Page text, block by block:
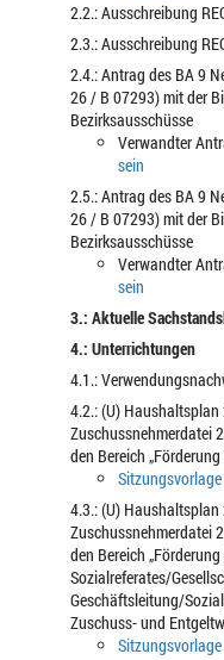
2.2.: Ausschreibung
2.3.: Ausschreibung
2.4.: Antrag des BA 9
26 / B 07293) mit der
Bezirksausschüsse
Verwandter
sein
2.5.: Antrag des BA 9
26 / B 07293) mit der
Bezirksausschüsse
Verwandter
sein
3.: Aktuelle
4.: Unterrichtungen
4.1.:
4.2.: (U)
Zuschussnehmerdatei
den Bereich
Sitzungsvorlage
4.3.: (U)
Zuschussnehmerdatei
den Bereich
Sozialreferates/
Geschäftsleitung/
Zuschuss- und
Sitzungsvorlage